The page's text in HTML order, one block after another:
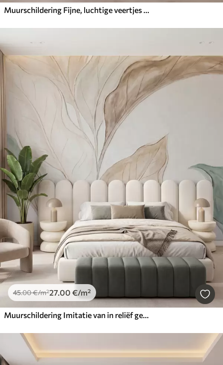
Muurschildering Fijne, luchtige veertjes in een perzikroze waas met een glans
45.00€/m²27.00 €/m²
Muurschildering Imitatie van in reliëf gegoten, fijne beige-groene blaadjes